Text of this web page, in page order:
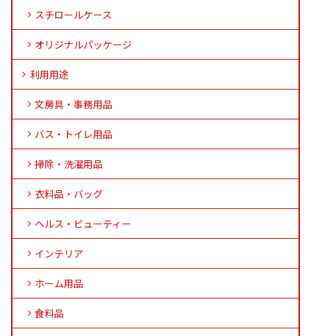
スチロールケース
オリジナルパッケージ
利用用途
文房具・事務用品
バス・トイレ用品
掃除・洗濯用品
衣料品・バッグ
ヘルス・ビューティー
インテリア
ホーム用品
食料品